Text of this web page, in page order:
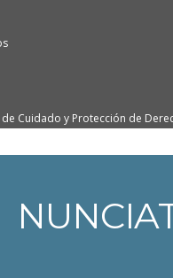
Cuidado y Protección de